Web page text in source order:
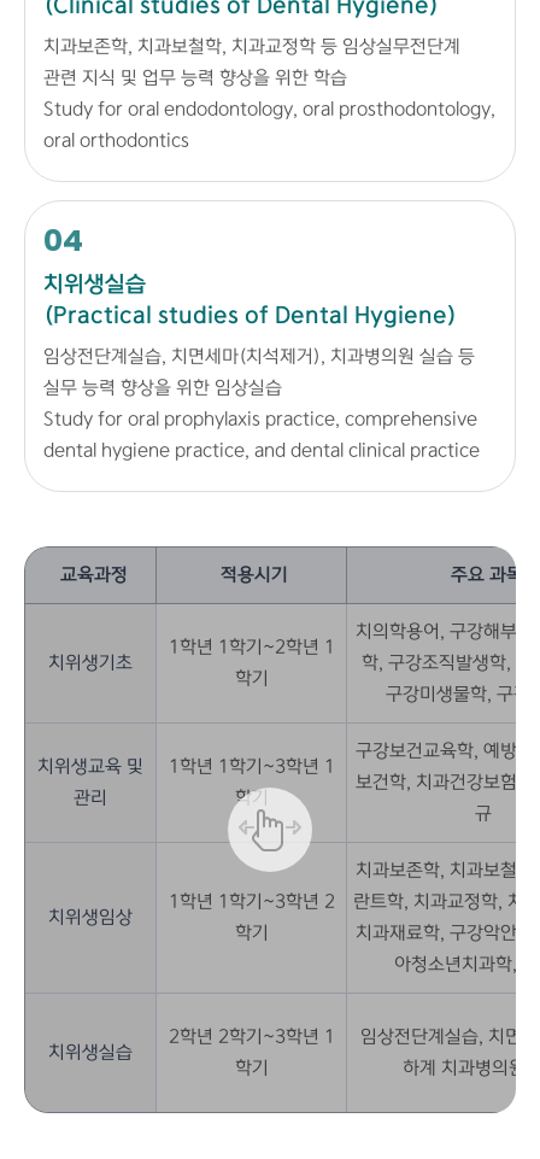
(Clinical studies of Dental Hygiene)
치과보존학, 치과보철학, 치과교정학 등 임상실무전단계
관련 지식 및 업무 능력 향상을 위한 학습
Study for oral endodontology, oral prosthodontology,
oral orthodontics
04
치위생실습
(Practical studies of Dental Hygiene)
임상전단계실습, 치면세마(치석제거), 치과병의원 실습 등
실무 능력 향상을 위한 임상실습
Study for oral prophylaxis practice, comprehensive
dental hygiene practice, and dental clinical practice
교육과정 적용시기 주요 과목
치위생기초
1학년 1학기~2학년 1
학기
치의학용어, 구강해부학
학, 구강조직발생학, 치
구강미생물학, 구강
치위생교육 및
관리
1학년 1학기~3학년 1
학기
구강보건교육학, 예방치
보건학, 치과건강보험,
규
치위생임상
1학년 1학기~3학년 2
학기
치과보존학, 치과보철학
란트학, 치과교정학, 치
치과재료학, 구강악안면
아청소년치과학,
치위생실습
2학년 2학기~3학년 1
학기
임상전단계실습, 치면
하계 치과병의원